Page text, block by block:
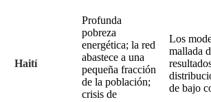
Haití
Profunda
pobreza
energética; la red
abastece a una
pequeña fracción
de la población;
crisis de
Los
mallada
de bajo